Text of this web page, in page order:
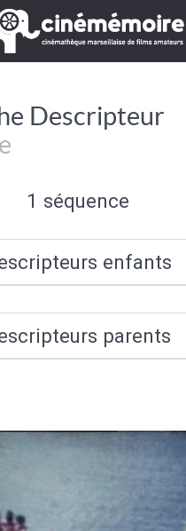
Descripteur
1 séquence
enfants
|Wallis-et-
|Tuvalu|Saoma|
la passion|Tahiti
parents